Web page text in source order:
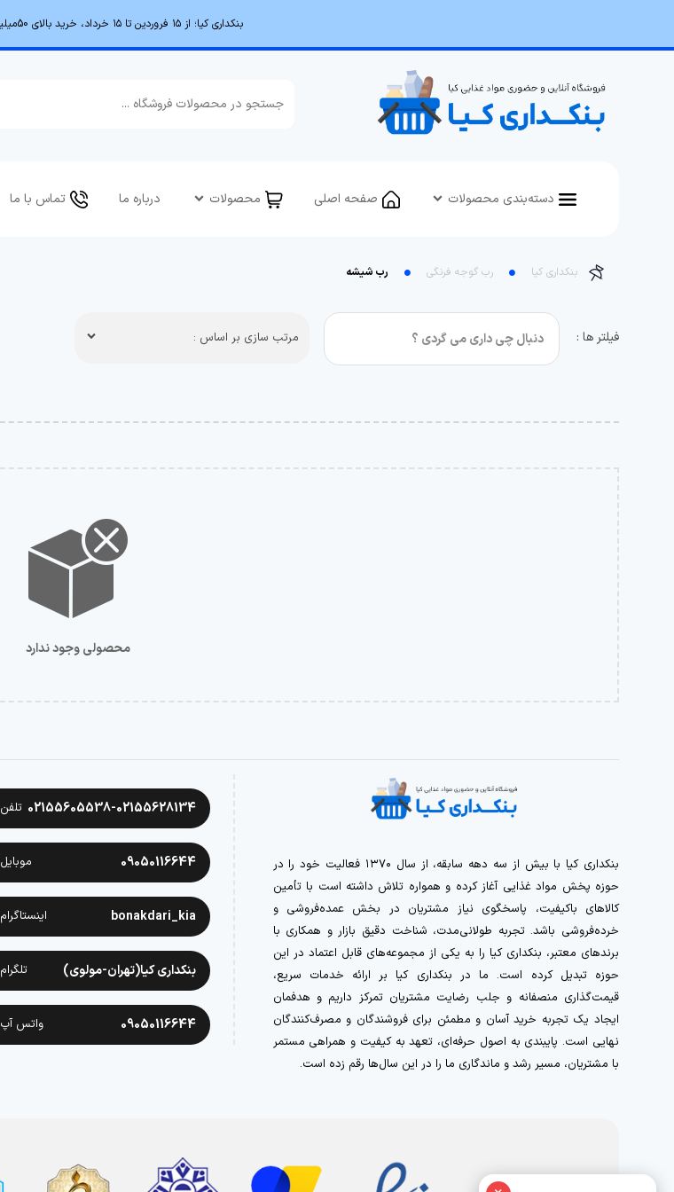
بنکداری کیا؛ از ۱۵ فروردین تا ۱۵ خرداد، خرید بالای 50میلیون تومان رایگان شد!
دسته‌بندی محصولات صفحه اصلی محصولات درباره ما تماس با ما
بنکداری کیا رب گوجه فرنگی رب شیشه
فیلتر ها : مرتب سازی بر اساس :
محصولی وجود ندارد
بنکداری کیا با بیش از سه دهه سابقه، از سال ۱۳۷۰ فعالیت خود را در
حوزه پخش مواد غذایی آغاز کرده و همواره تلاش داشته است با تأمین
کالاهای باکیفیت، پاسخگوی نیاز مشتریان در بخش عمده‌فروشی و
خرده‌فروشی باشد. تجربه طولانی‌مدت، شناخت دقیق بازار و همکاری با
برندهای معتبر، بنکداری کیا را به یکی از مجموعه‌های قابل اعتماد در این
حوزه تبدیل کرده است. ما در بنکداری کیا بر ارائه خدمات سریع،
قیمت‌گذاری منصفانه و جلب رضایت مشتریان تمرکز داریم و هدفمان
ایجاد یک تجربه خرید آسان و مطمئن برای فروشندگان و مصرف‌کنندگان
نهایی است. پایبندی به اصول حرفه‌ای، تعهد به کیفیت و همراهی مستمر
با مشتریان، مسیر رشد و ماندگاری ما را در این سال‌ها رقم زده است.
02155605538-02155628134 تلفن
09050116644 موبایل
bonakdari_kia اینستاگرام
بنکداری کیا(تهران-مولوی) تلگرام
09050116644 واتس آپ